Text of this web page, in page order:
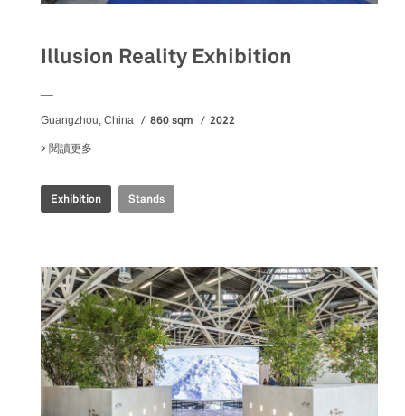
Illusion Reality Exhibition
Guangzhou, China 860 sqm
2022
閱讀更多
Exhibition Stands